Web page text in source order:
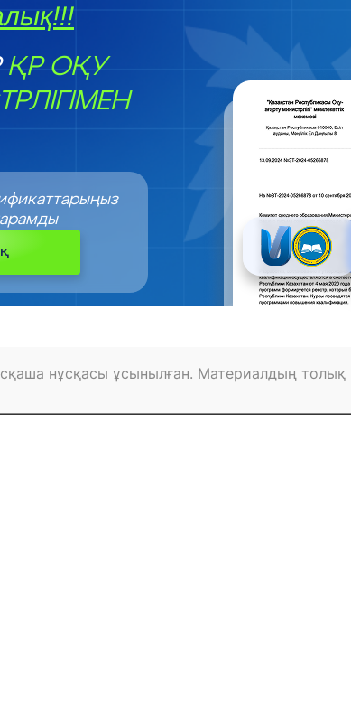
ҚР ОҚУ
нұсқасы ұсынылған. Материалдың толық